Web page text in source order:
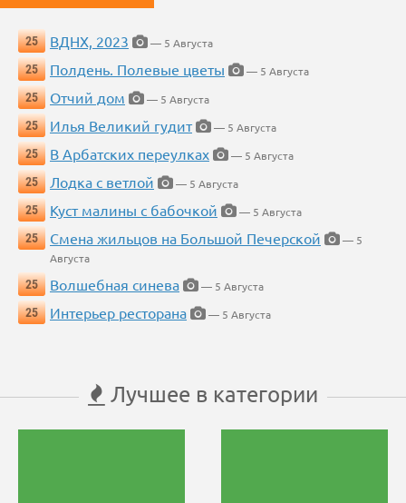
25 ВДНХ, 2023
— 5 Августа
25
Полдень. Полевые цветы
— 5 Августа
25
Отчий дом
— 5 Августа
25
Илья Великий гудит
— 5 Августа
25
В Арбатских переулках
— 5 Августа
25
Лодка с ветлой
— 5 Августа
25
Куст малины с бабочкой
— 5 Августа
25
Смена жильцов на Большой Печерской
— 5
Августа
25
Волшебная синева
— 5 Августа
25
Интерьер ресторана — 5 Августа
Лучшее в категории